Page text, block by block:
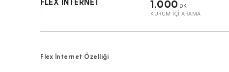
-
1.000 DK
KURUM İÇİ ARAMA
Flex İnternet Özelliği